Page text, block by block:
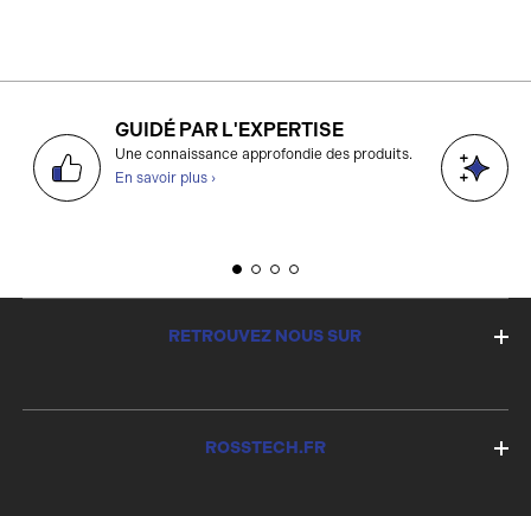
GUIDÉ PAR L'EXPERTISE
Une connaissance approfondie des produits.
En savoir plus ›
RETROUVEZ NOUS SUR
ROSSTECH.FR